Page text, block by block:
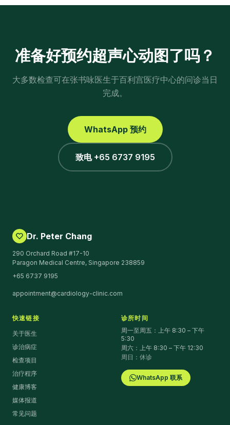
准备好预约超声心动图了吗？
大多数检查可在张书咏医生于百利宫医疗中心的问诊当日
完成。
WhatsApp 预约
致电 +65 6737 9195
Dr. Peter Chang
290 Orchard Road #17-10
Paragon Medical Centre, Singapore 238859
+65 6737 9195
appointment@cardiology-clinic.com
快速链接
关于医生
诊治病症
检查项目
治疗程序
健康博客
媒体报道
常见问题
诊所时间
周一至周五：上午 8:30 – 下午
5:30
周六：上午 8:30 – 下午 12:30
周日：休诊
WhatsApp 联系